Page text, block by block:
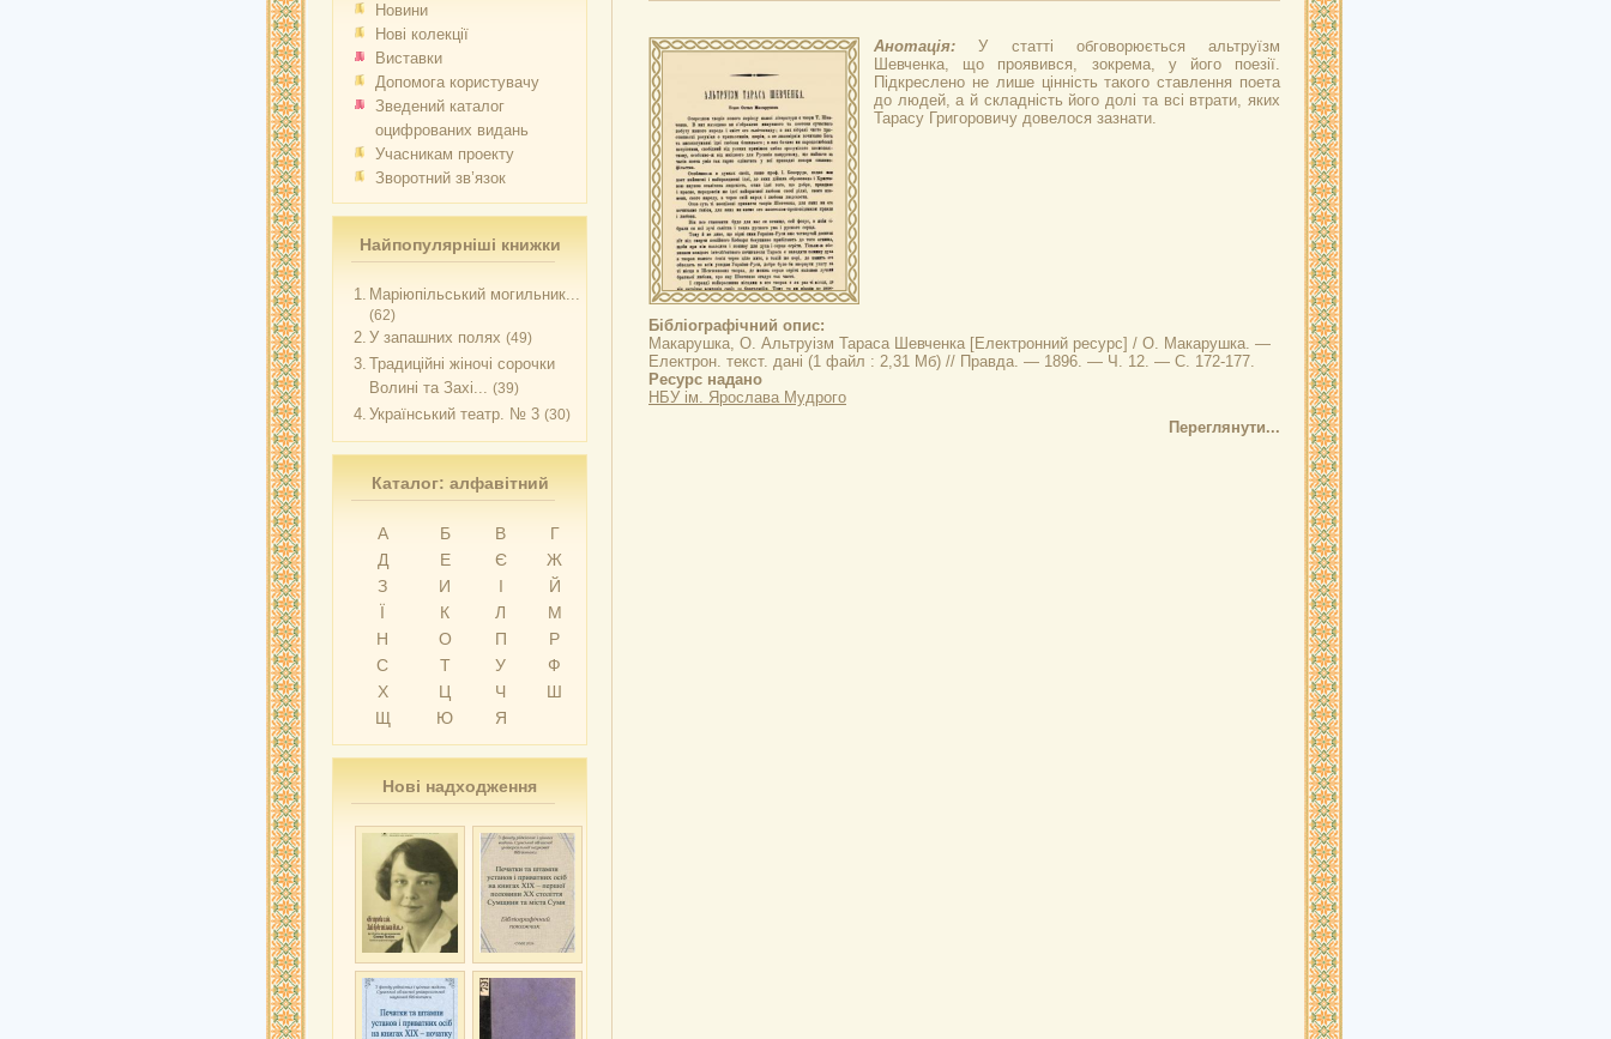
Новини
Нові колекції
Виставки
Допомога користувачу
Зведений каталог
оцифрованих видань
Учасникам проекту
Зворотний зв’язок
Найпопулярніші книжки
1. Маріюпільський могильник...
(62)
2. У запашних полях (49)
3. Традиційні жіночі сорочки
Волині та Захі... (39)
4. Український театр. № 3 (30)
Каталог: алфавітний
А Б В
Г
Д
Е Є
Ж
З
И І
Й
Ї
К Л
М
Н
О П
Р
С
Т У
Ф
Х
Ц Ч
Ш
Щ
Ю Я
Нові надходження
Анотація:У статті обговорюється альтруїзм
Шевченка, що проявився, зокрема, у його поезії.
Підкреслено не лише цінність такого ставлення поета
до людей, а й складність його долі та всі втрати, яких
Тарасу Григоровичу довелося зазнати.
Бібліографічний опис:
Макарушка, О. Альтруізм Тараса Шевченка [Електронний ресурс] / О. Макарушка. —
Електрон. текст. дані (1 файл : 2,31 Мб) // Правда. — 1896. — Ч. 12. — С. 172-177.
Ресурс надано
НБУ ім. Ярослава Мудрого
Переглянути...